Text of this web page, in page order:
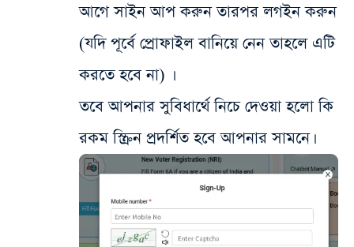
আগে সাইন আপ করুন তারপর লগইন করুন
(যদি পূর্বে প্রোফাইল বানিয়ে নেন তাহলে এটি
করতে হবে না) ।
তবে আপনার সুবিধার্থে নিচে দেওয়া হলো কি
রকম স্ক্রিন প্রদর্শিত হবে আপনার সামনে।